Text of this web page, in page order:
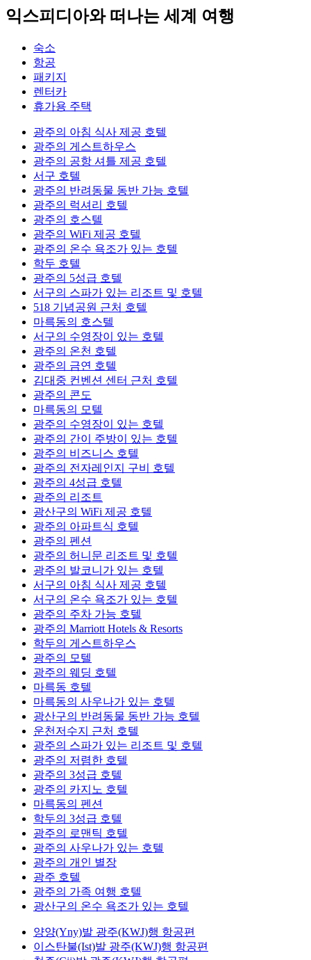
익스피디아와 떠나는 세계 여행
숙소
항공
패키지
렌터카
휴가용 주택
광주의 아침 식사 제공 호텔
광주의 게스트하우스
광주의 공항 셔틀 제공 호텔
서구 호텔
광주의 반려동물 동반 가능 호텔
광주의 럭셔리 호텔
광주의 호스텔
광주의 WiFi 제공 호텔
광주의 온수 욕조가 있는 호텔
학두 호텔
광주의 5성급 호텔
서구의 스파가 있는 리조트 및 호텔
518 기념공원 근처 호텔
마륵동의 호스텔
서구의 수영장이 있는 호텔
광주의 온천 호텔
광주의 금연 호텔
김대중 컨벤션 센터 근처 호텔
광주의 콘도
마륵동의 모텔
광주의 수영장이 있는 호텔
광주의 간이 주방이 있는 호텔
광주의 비즈니스 호텔
광주의 전자레인지 구비 호텔
광주의 4성급 호텔
광주의 리조트
광산구의 WiFi 제공 호텔
광주의 아파트식 호텔
광주의 펜션
광주의 허니문 리조트 및 호텔
광주의 발코니가 있는 호텔
서구의 아침 식사 제공 호텔
서구의 온수 욕조가 있는 호텔
광주의 주차 가능 호텔
광주의 Marriott Hotels & Resorts
학두의 게스트하우스
광주의 모텔
광주의 웨딩 호텔
마륵동 호텔
마륵동의 사우나가 있는 호텔
광산구의 반려동물 동반 가능 호텔
운천저수지 근처 호텔
광주의 스파가 있는 리조트 및 호텔
광주의 저렴한 호텔
광주의 3성급 호텔
광주의 카지노 호텔
마륵동의 펜션
학두의 3성급 호텔
광주의 로맨틱 호텔
광주의 사우나가 있는 호텔
광주의 개인 별장
광주 호텔
광주의 가족 여행 호텔
광산구의 온수 욕조가 있는 호텔
양양(Yny)발 광주(KWJ)행 항공편
이스탄불(Ist)발 광주(KWJ)행 항공편